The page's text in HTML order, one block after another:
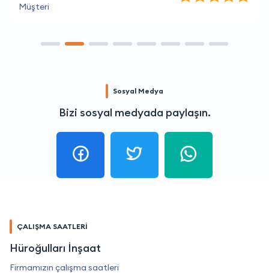
Müşteri
Sosyal Medya
Bizi sosyal medyada paylaşın.
ÇALIŞMA SAATLERİ
Hüroğulları İnşaat
Firmamızın çalışma saatleri